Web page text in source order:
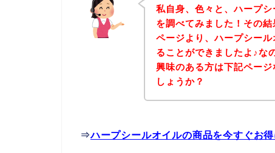
私自身、色々と、ハープ
を調べてみました！その
ページより、ハープシー
ることができましたよ♪な
興味のある方は下記ペー
しょうか？
⇒ハープシールオイルの商品を今すぐお